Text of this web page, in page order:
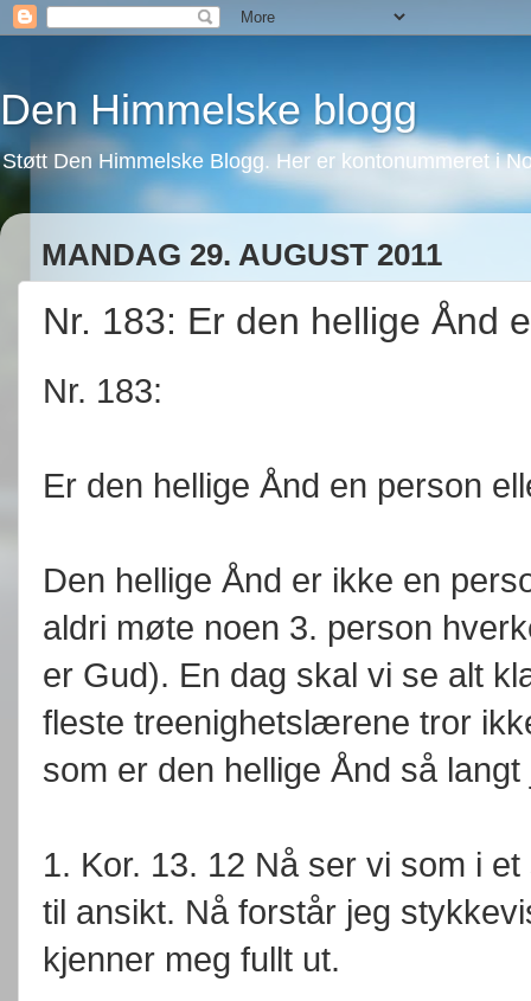
Den Himmelske blogg
Støtt Den Himmelske Blogg. Her er kontonummeret i
MANDAG 29. AUGUST 2011
Nr. 183: Er den hellige Ånd
Nr. 183:
Er den hellige Ånd en person
Den hellige Ånd er ikke en
aldri møte noen 3. person
er Gud). En dag skal vi se alt
fleste treenighetslærene tror
som er den hellige Ånd så langt
1. Kor. 13. 12 Nå ser vi som i
til ansikt. Nå forstår jeg
kjenner meg fullt ut.